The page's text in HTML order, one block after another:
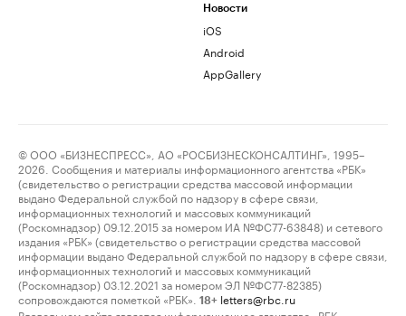
Новости
iOS
Android
AppGallery
© ООО «БИЗНЕСПРЕСС», АО «РОСБИЗНЕСКОНСАЛТИНГ», 1995–
2026. Сообщения и материалы информационного агентства «РБК»
(свидетельство о регистрации средства массовой информации
выдано Федеральной службой по надзору в сфере связи,
информационных технологий и массовых коммуникаций
(Роскомнадзор) 09.12.2015 за номером ИА №ФС77-63848) и сетевого
издания «РБК» (свидетельство о регистрации средства массовой
информации выдано Федеральной службой по надзору в сфере связи,
информационных технологий и массовых коммуникаций
(Роскомнадзор) 03.12.2021 за номером ЭЛ №ФС77-82385)
сопровождаются пометкой «РБК».
18+ letters@rbc.ru